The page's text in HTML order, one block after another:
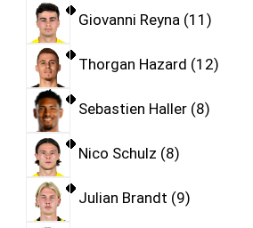
Giovanni Reyna 11
Thorgan Hazard 12
Sebastien Haller 8
Nico Schulz 8
Julian Brandt 9